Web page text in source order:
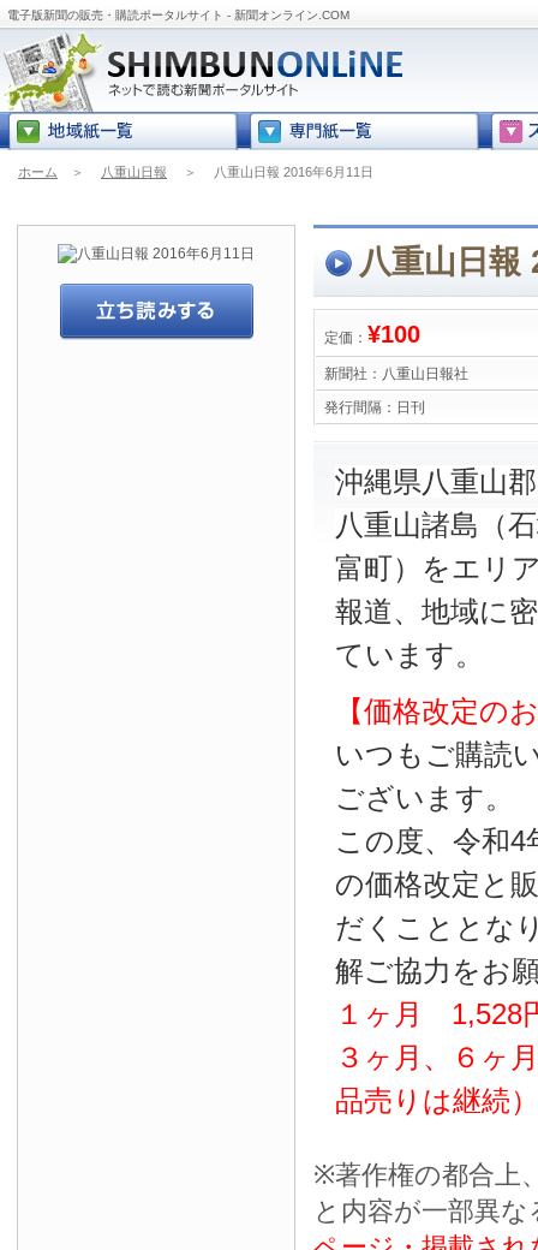
電子版新聞の販売・購読ポータルサイト - 新聞オンライン.COM
ホーム ＞ 八重山日報 ＞ 八重山日報 2016年6月11日
八重山日報
定価： ¥100
新聞社： 八重山日報社
発行間隔： 日刊
沖縄県八重山
八重山諸島（
富町）をエリ
報道、地域に
ています。
【価格改定の
いつもご購読
ございます。
この度、令和4
の価格改定と
だくこととな
解ご協力をお
１ヶ月 1,528
３ヶ月、６ヶ
品売りは継続）
※著作権の都合上
と内容が一部異な